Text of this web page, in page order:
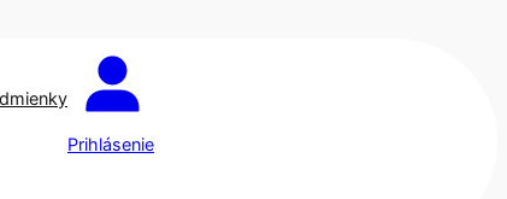
Prihlásenie